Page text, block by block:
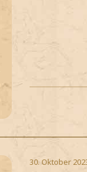
30. Oktober